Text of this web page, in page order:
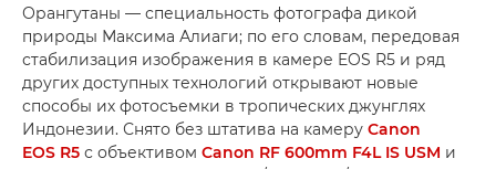
Орангутаны — специальность фотографа дикой
природы Максима Алиаги; по его словам, передовая
стабилизация изображения в камере EOS R5 и ряд
других доступных технологий открывают новые
способы их фотосъемки в тропических джунглях
Индонезии. Снято без штатива на камеру Canon
EOS R5 с объективом Canon RF 600mm F4L IS USM и